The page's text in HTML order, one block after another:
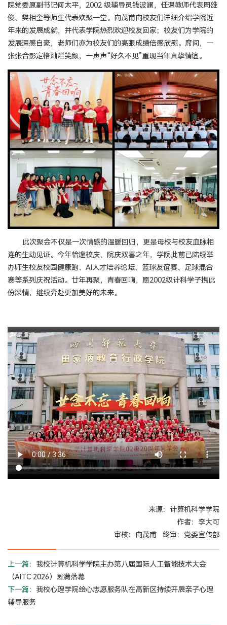
院党委原副书记何太平，2002 级辅导员钱波澜，任课教师代表周雄
俊、樊相奎等师生代表欢聚一堂。向茂甫向校友们详细介绍学院近
年来的发展成就，并代表学院热烈欢迎校友回家；校友们为学院的
发展深感自豪，老师们亦为校友们的亮眼成绩倍感欣慰。席间，一
张张合影定格灿烂笑颜，一声声“好久不见”重现当年真挚情谊。
此次聚会不仅是一次情感的温暖回归，更是母校与校友血脉相
连的生动见证。今年恰逢校庆、院庆双喜之年，学院此前已陆续举
办师生校友校园健康跑、AI人才培养论坛、篮球友谊赛、足球混合
赛等系列庆祝活动。廿年再聚，青春回响，愿2002级计科学子携此
份深情，继续奔赴更加美好的未来。
来源：计算机科学学院
作者：李大可
审核：向茂甫 终审：党委宣传部
上一篇： 我校计算机科学学院主办第八届国际人工智能技术大会
（AITC 2026）圆满落幕
下一篇： 我校心理学院绘心志愿服务队在高新区持续开展亲子心理
辅导服务